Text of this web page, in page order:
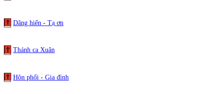
Dâng hiến - Tạ ơn
Thánh ca Xuân
Hôn phối - Gia đình